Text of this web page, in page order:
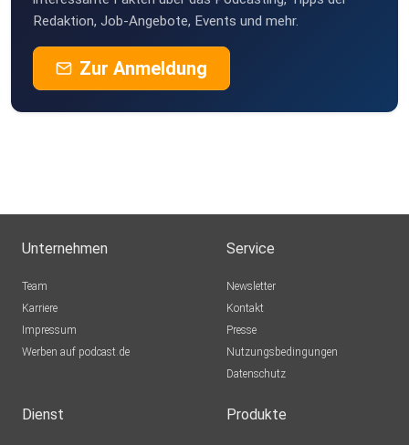
Redaktion, Job-Angebote, Events und mehr.
Zur Anmeldung
Unternehmen
Team
Karriere
Impressum
Werben auf podcast.de
Service
Newsletter
Kontakt
Presse
Nutzungsbedingungen
Datenschutz
Dienst Produkte